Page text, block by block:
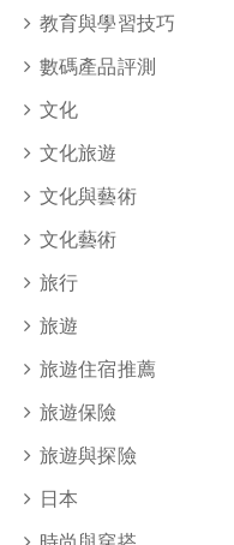
教育與學習技巧
數碼產品評測
文化
文化旅遊
文化與藝術
文化藝術
旅行
旅遊
旅遊住宿推薦
旅遊保險
旅遊與探險
日本